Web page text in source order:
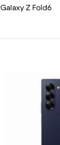
Galaxy Z Fold6